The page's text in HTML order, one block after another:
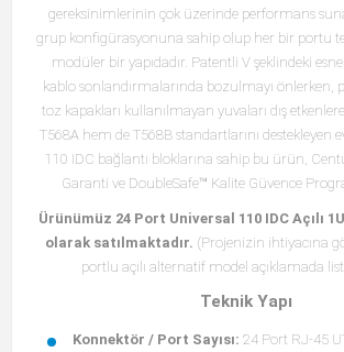
gereksinimlerinin çok üzerinde performans
grup konfigürasyonuna sahip olup her bir portu
modüler bir yapıdadır. Patentli V şeklindeki
kablo sonlandırmalarında bozulmayı önlerken,
toz kapakları kullanılmayan yuvaları dış
T568A hem de T568B standartlarını destekleyen
110 IDC bağlantı bloklarına sahip bu ürün,
Garanti ve DoubleSafe™ Kalite Güvence
Ürünümüz 24 Port Universal 110 IDC Açılı
olarak satılmaktadır. (Projenizin ihtiyacına
portlu açılı alternatif model açıklamada
Teknik Yapı
Konnektör / Port Sayısı: 24 Port RJ-45